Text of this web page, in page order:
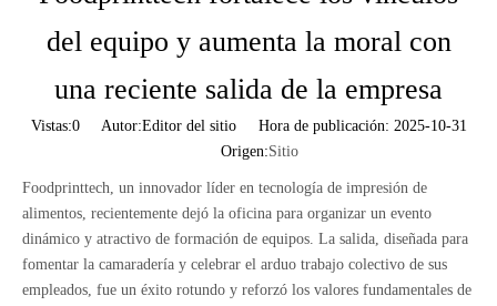
del equipo y aumenta la moral con
una reciente salida de la empresa
Vistas:0Autor:Editor del sitio Hora de publicación: 2025-10-31
Origen:Sitio
Foodprinttech, un innovador líder en tecnología de impresión de
alimentos, recientemente dejó la oficina para organizar un evento
dinámico y atractivo de formación de equipos. La salida, diseñada para
fomentar la camaradería y celebrar el arduo trabajo colectivo de sus
empleados, fue un éxito rotundo y reforzó los valores fundamentales de